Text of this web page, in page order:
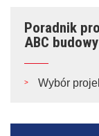
Poradnik
ABC budowy
Wybór